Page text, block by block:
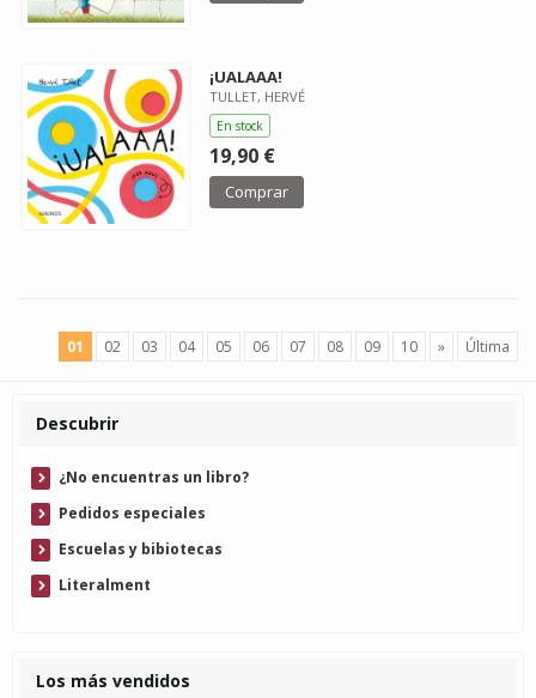
¡UALAAA!
TULLET, HERVÉ
En stock
19,90 €
Comprar
01 02 03 04 05 06 07 08 09 10 » Última
Descubrir
¿No encuentras un libro?
Pedidos especiales
Escuelas y bibiotecas
Literalment
Los más vendidos